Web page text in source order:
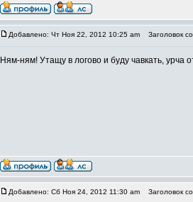
Добавлено: Чт Ноя 22, 2012 10:25 am Заголовок
Ням-ням! Утащу в логово и буду чавкать, урча
Добавлено: Сб Ноя 24, 2012 11:30 am Заголовок